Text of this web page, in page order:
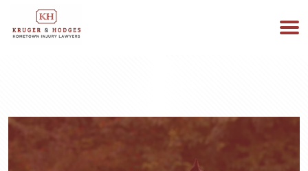
ESTAMOS DISPONIBLES 24/7